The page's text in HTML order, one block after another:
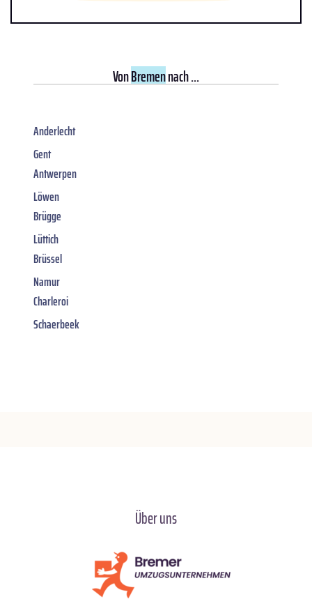
VonBremennach ...
Anderlecht
Gent
Antwerpen
Löwen
Brügge
Lüttich
Brüssel
Namur
Charleroi
Schaerbeek
Über uns